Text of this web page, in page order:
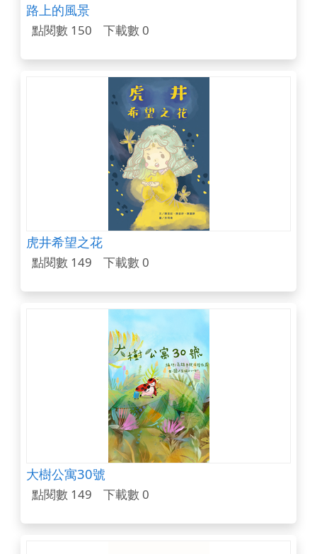
路上的風景
點閱數 150 下載數 0
虎井希望之花
點閱數 149 下載數 0
大樹公寓30號
點閱數 149 下載數 0